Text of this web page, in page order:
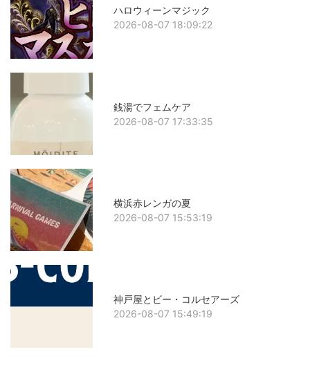
ハロウィーンマジック
2026-08-07 18:09:22
銭湯でフェムケア
2026-08-07 17:33:35
横浜赤レンガの夏
2026-08-07 15:53:19
神戸屋とビー・コルセアーズ
2026-08-07 15:49:19